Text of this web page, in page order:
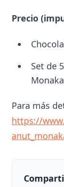
Precio
Set de
Para más
https://